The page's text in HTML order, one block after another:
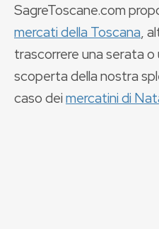
SagreToscane.com
mercati della Toscana,
trascorrere una serata o
scoperta della nostra
caso deimercatini di